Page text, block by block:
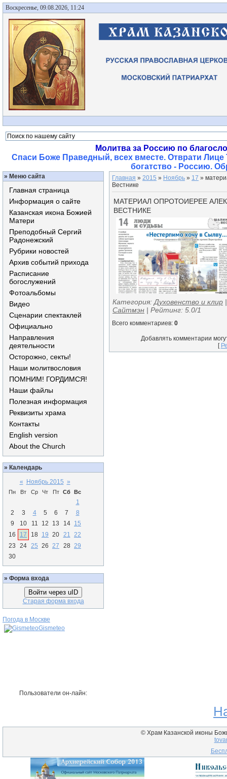
Воскресенье, 09.08.2026, 11:24
Молитва за Россию по
Спаси Боже Праведный, всех вместе. Отврати
богатство - Россию.
» Меню сайта
Главная страница
Информация о сайте
Казанская икона Божией
Матери
Преподобный Сергий
Радонежский
Рубрики новостей
Архив событий прихода
Расписание
богослужений
Фотоальбомы
Видео
Сценарии спектаклей
Официально
Направления
деятельности
Осторожно, секты!
Наши молитвословия
ПОМНИМ! ГОРДИМСЯ!
Наши файлы
Полезная информация
Реквизиты храма
Контакты
English version
About the Church
» Календарь
«
Ноябрь 2015 »
Пн Вт Ср Чт Пт Сб Вс
1
2
3 4 5 6 7
8
9
10 11 12 13 14
15
16
17 18 19 20 21 22
23
24 25 26 27 28 29
30
» Форма входа
Войти через uID
Старая форма входа
Погода в Москве
Gismeteo
Пользователи он-лайн:
Главная » 2015 » Ноябрь » 17 »
Вестнике
МАТЕРИАЛ ОПРОТОИЕРЕЕ
ВЕСТНИКЕ
Категория: Духовенство и клир
Сайтмэн | Рейтинг: 5.0/1
Всего комментариев: 0
Добавлять комментарии
[
© Храм Казанской иконы